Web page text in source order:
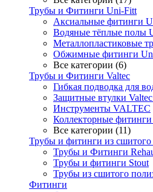
Трубы и Фитинги Uni-Fitt
Аксиальные фитинги
Водяные тёплые полы
Металлопластиковые
Обжимные фитинги
Все категории (6)
Трубы и Фитинги Valtec
Гибкая подводка для
Защитные втулки
Инструменты VALTEC
Коллекторные
Все категории (11)
Трубы и фитинги из сшитого
Трубы и Фитинги
Трубы и фитинги Stout
Трубы из сшитого
Фитинги